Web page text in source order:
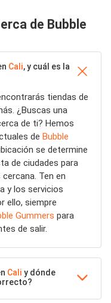
de Bubble
Cali, y cuál es la
tiendas de
¿Buscas una
de ti? Hemos
de Bubble
se determine
de ciudades para
cercana. Ten en
y los servicios
ello, siempre
Gummers para
de salir.
Cali y dónde